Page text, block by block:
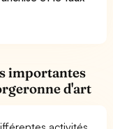
importantes
d'art